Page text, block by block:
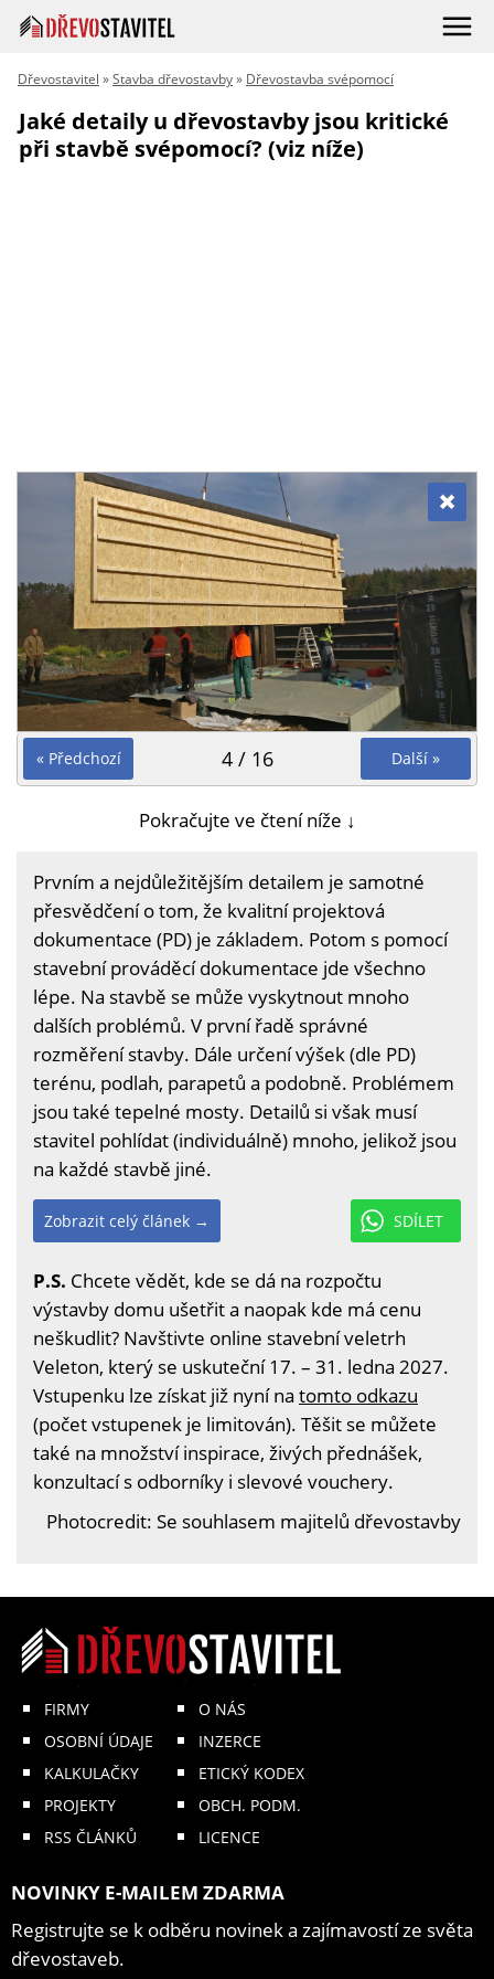
Dřevostavitel »Stavba dřevostavby» Dřevostavba svépomocí
Jaké detaily u dřevostavby jsou kritické
při stavbě svépomocí? (viz níže)
« Předchozí Další »
4 / 16
Pokračujte ve čtení níže ↓
Prvním a nejdůležitějším detailem je samotné
přesvědčení o tom, že kvalitní projektová
dokumentace (PD) je základem. Potom s pomocí
stavební prováděcí dokumentace jde všechno
lépe. Na stavbě se může vyskytnout mnoho
dalších problémů. V první řadě správné
rozměření stavby. Dále určení výšek (dle PD)
terénu, podlah, parapetů a podobně. Problémem
jsou také tepelné mosty. Detailů si však musí
stavitel pohlídat (individuálně) mnoho, jelikož jsou
na každé stavbě jiné.
SDÍLET
Zobrazit celý článek →
P.S. Chcete vědět, kde se dá na rozpočtu
výstavby domu ušetřit a naopak kde má cenu
neškudlit? Navštivte online stavební veletrh
Veleton, který se uskuteční 17. – 31. ledna 2027.
Vstupenku lze získat již nyní na tomto odkazu
(počet vstupenek je limitován). Těšit se můžete
také na množství inspirace, živých přednášek,
konzultací s odborníky i slevové vouchery.
Photocredit: Se souhlasem majitelů dřevostavby
FIRMY
OSOBNÍ ÚDAJE
KALKULAČKY
PROJEKTY
RSS ČLÁNKŮ
O NÁS
INZERCE
ETICKÝ KODEX
OBCH. PODM.
LICENCE
NOVINKY E-MAILEM ZDARMA
Registrujte se k odběru novinek a zajímavostí ze světa
dřevostaveb.